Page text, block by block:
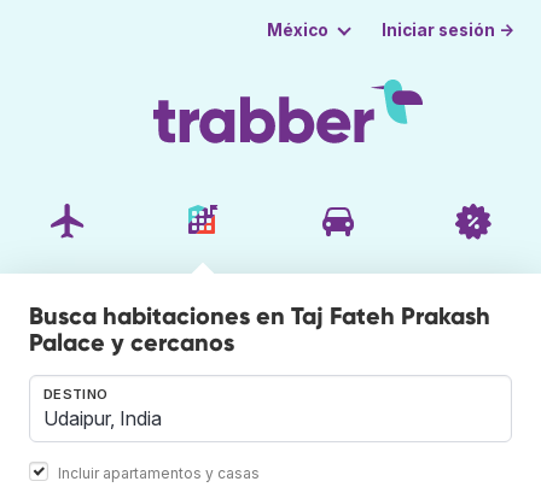
México Iniciar sesión →
Busca habitaciones en Taj Fateh Prakash
Palace y cercanos
DESTINO
Incluir apartamentos y casas